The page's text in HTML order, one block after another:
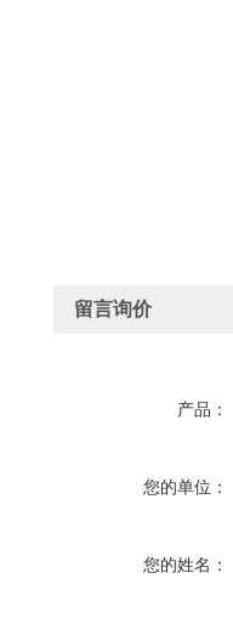
留言询价
产品：
您的单位：
您的姓名：